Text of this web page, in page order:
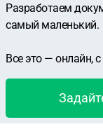
Разработаем
самый маленький.
Все это — онлайн,